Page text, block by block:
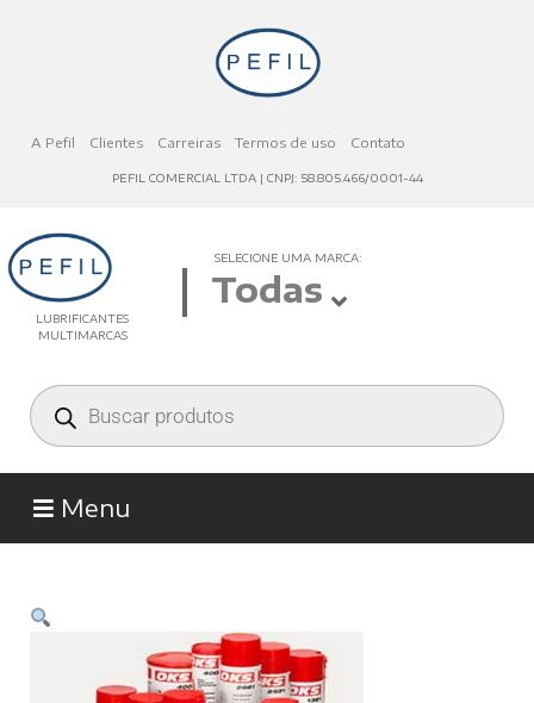
A Pefil Clientes Carreiras Termos de uso Contato
PEFIL COMERCIAL LTDA | CNPJ: 58.805.466/0001-44
LUBRIFICANTES
MULTIMARCAS
SELECIONE UMA MARCA:
Todas
Menu